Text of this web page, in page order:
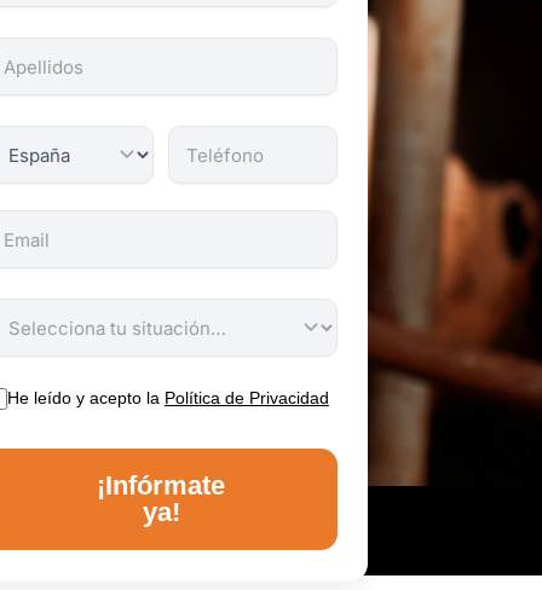
He leído y acepto la Política de Privacidad
¡Infórmate
ya!